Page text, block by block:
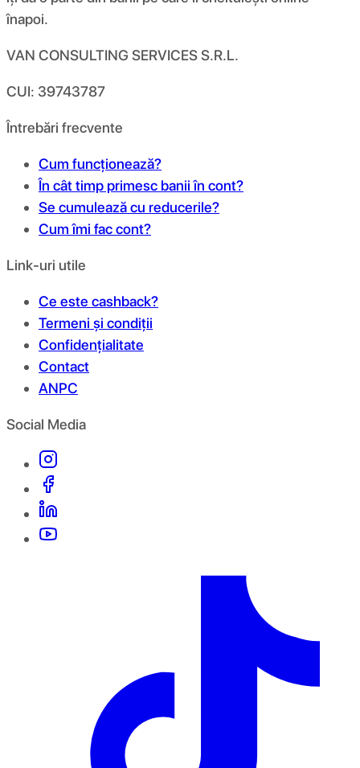
înapoi.
VAN CONSULTING SERVICES S.R.L.
CUI: 39743787
Întrebări frecvente
Cum funcționează?
În cât timp primesc banii în cont?
Se cumulează cu reducerile?
Cum îmi fac cont?
Link-uri utile
Ce este cashback?
Termeni și condiții
Confidențialitate
Contact
ANPC
Social Media